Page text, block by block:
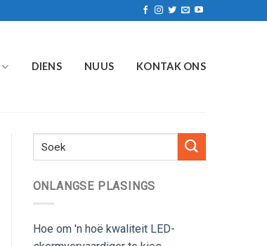
DIENS NUUS KONTAK ONS
ONLANGSE PLASINGS
Hoe om 'n hoë kwaliteit LED-